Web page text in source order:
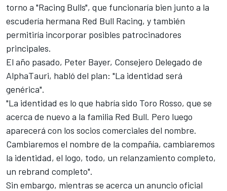
torno a "Racing Bulls", que funcionaría bien junto a la
escudería hermana Red Bull Racing, y también
permitiría incorporar posibles patrocinadores
principales.
El año pasado, Peter Bayer, Consejero Delegado de
AlphaTauri, habló del plan: "La identidad será
genérica".
"La identidad es lo que habría sido Toro Rosso, que se
acerca de nuevo a la familia Red Bull. Pero luego
aparecerá con los socios comerciales del nombre.
Cambiaremos el nombre de la compañía, cambiaremos
la identidad, el logo, todo, un relanzamiento completo,
un rebrand completo".
Sin embargo, mientras se acerca un anuncio oficial